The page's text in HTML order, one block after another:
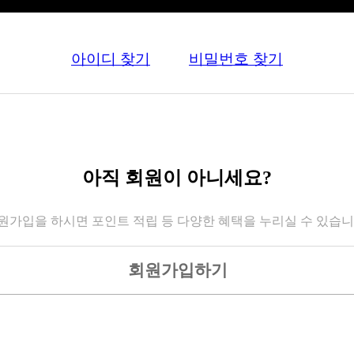
아이디 찾기 비밀번호 찾기
아직 회원이 아니세요?
가입을 하시면 포인트 적립 등 다양한 혜택을 누리실 수 있습
회원가입하기